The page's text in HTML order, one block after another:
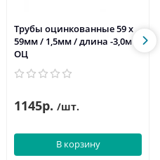
Трубы оцинкованные 59 х
59мм / 1,5мм / длина -3,0м /
ОЦ
1145р. /шт.
В корзину